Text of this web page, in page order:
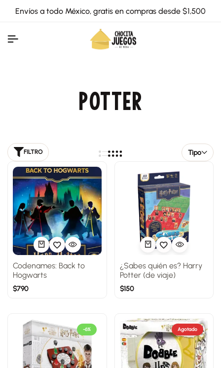
Envíos a todo México, gratis en compras desde $1,500
POTTER
FILTRO Tipo
Codenames: Back to
Hogwarts
$790
¿Sabes quién es? Harry
Potter (de viaje)
$150
-6% Agotado